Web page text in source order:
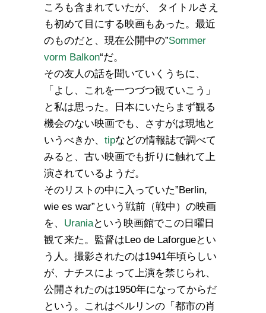
ころも含まれていたが、 タイトルさえ
も初めて目にする映画もあった。最近
のものだと、現在公開中の”Sommer
vorm Balkon“だ。
その友人の話を聞いていくうちに、
「よし、これを一つづつ観ていこう」
と私は思った。日本にいたらまず観る
機会のない映画でも、さすがは現地と
いうべきか、 tipなどの情報誌で調べて
みると、古い映画でも折りに触れて上
演されているようだ。
そのリストの中に入っていた”Berlin,
wie es war”という戦前（戦中）の映画
を、 Uraniaという映画館でこの日曜日
観て来た。監督はLeo de Laforgueとい
う人。撮影されたのは1941年頃らしい
が、ナチスによって上演を禁じられ、
公開されたのは1950年になってからだ
という。これはベルリンの「都市の肖